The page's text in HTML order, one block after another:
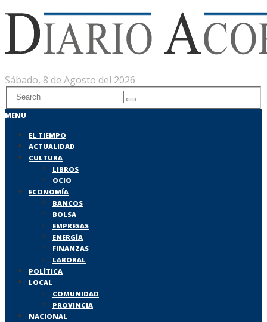
Sábado, 8 de Agosto del 2026
MENU
EL TIEMPO
ACTUALIDAD
CULTURA
LIBROS
OCIO
ECONOMÍA
BANCOS
BOLSA
EMPRESAS
ENERGÍA
FINANZAS
LABORAL
POLÍTICA
LOCAL
COMUNIDAD
PROVINCIA
NACIONAL